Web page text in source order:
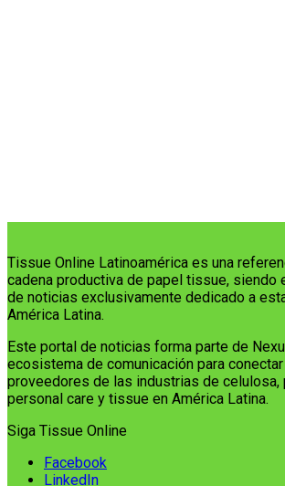
Tissue Online Latinoamérica es una
cadena productiva de papel tissue, siendo
de noticias exclusivamente dedicado a
América Latina.
Este portal de noticias forma parte de
ecosistema de comunicación para
proveedores de las industrias de celulosa,
personal care y tissue en América Latina.
Siga Tissue Online
Facebook
LinkedIn